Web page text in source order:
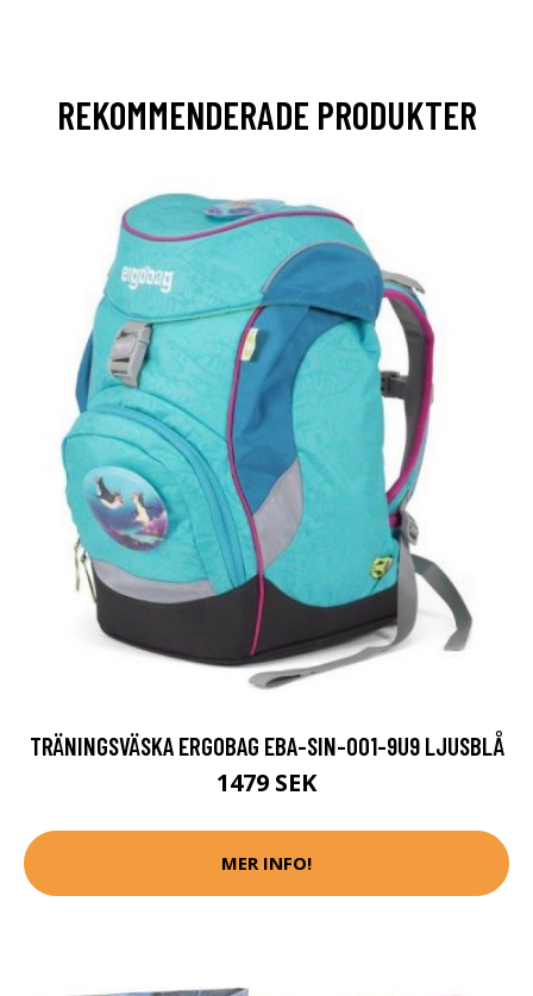
REKOMMENDERADE PRODUKTER
TRÄNINGSVÄSKA ERGOBAG EBA-SIN-001-9U9 LJUSBLÅ
1479 SEK
MER INFO!